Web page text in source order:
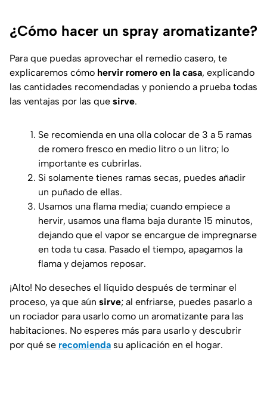
¿Cómo hacer un spray aromatizante?
Para que puedas aprovechar el remedio casero, te
explicaremos cómo hervir romero en la casa, explicando
las cantidades recomendadas y poniendo a prueba todas
las ventajas por las que sirve.
Se recomienda en una olla colocar de 3 a 5 ramas
de romero fresco en medio litro o un litro; lo
importante es cubrirlas.
Si solamente tienes ramas secas, puedes añadir
un puñado de ellas.
Usamos una flama media; cuando empiece a
hervir, usamos una flama baja durante 15 minutos,
dejando que el vapor se encargue de impregnarse
en toda tu casa. Pasado el tiempo, apagamos la
flama y dejamos reposar.
¡Alto! No deseches el líquido después de terminar el
proceso, ya que aún sirve; al enfriarse, puedes pasarlo a
un rociador para usarlo como un aromatizante para las
habitaciones. No esperes más para usarlo y descubrir
por qué se recomienda su aplicación en el hogar.